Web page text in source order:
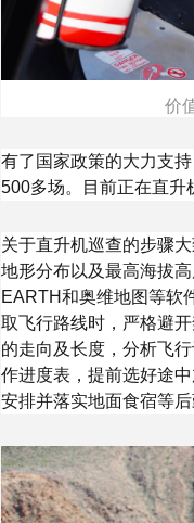
价
有了国家政策的大力支
500多场。目前正在直升
关于直升机巡查的步骤
地形分布以及最高海拔
EARTH和奥维地图等软
取飞行路线时，严格避
的走向及长度，分析飞
作进度表，提前选好途
安排并落实地面食宿等